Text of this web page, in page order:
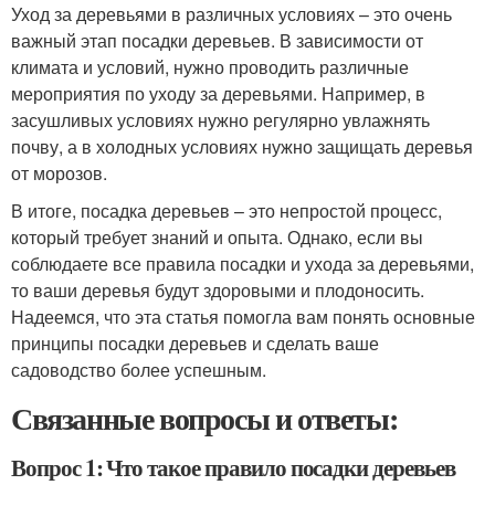
Уход за деревьями в различных условиях – это очень
важный этап посадки деревьев. В зависимости от
климата и условий, нужно проводить различные
мероприятия по уходу за деревьями. Например, в
засушливых условиях нужно регулярно увлажнять
почву, а в холодных условиях нужно защищать деревья
от морозов.
В итоге, посадка деревьев – это непростой процесс,
который требует знаний и опыта. Однако, если вы
соблюдаете все правила посадки и ухода за деревьями,
то ваши деревья будут здоровыми и плодоносить.
Надеемся, что эта статья помогла вам понять основные
принципы посадки деревьев и сделать ваше
садоводство более успешным.
Связанные вопросы и ответы:
Вопрос 1: Что такое правило посадки деревьев